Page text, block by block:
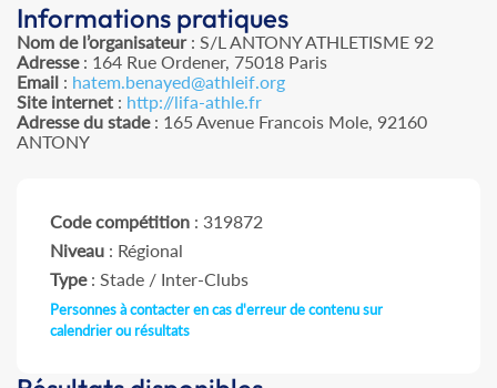
Informations pratiques
Nom de l’organisateur: S/L ANTONY ATHLETISME 92
Adresse: 164 Rue Ordener, 75018 Paris
Email : hatem.benayed@athleif.org
Site internet : http://lifa-athle.fr
Adresse du stade: 165 Avenue Francois Mole, 92160
ANTONY
Code compétition : 319872
Niveau : Régional
Type: Stade / Inter-Clubs
Personnes à contacter en cas d'erreur de contenu sur
calendrier ou résultats